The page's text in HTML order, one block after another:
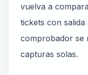
vuelva a
tickets con
comprobador se
capturas solas.